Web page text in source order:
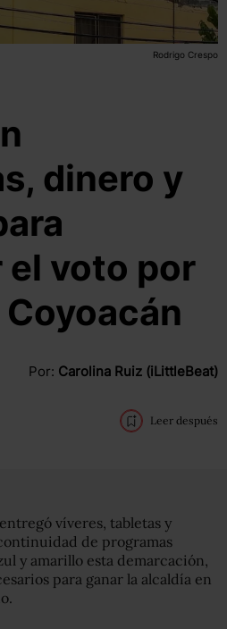
Rodrigo Crespo
dinero y
el voto por
Coyoacán
Por: Carolina Ruiz (iLittleBeat)
Leer después
víveres, tabletas y
de programas
y amarillo esta demarcación,
para ganar la alcaldía en